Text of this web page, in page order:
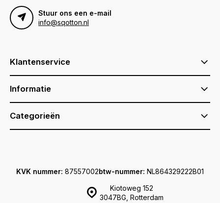
Stuur ons een e-mail
info@sqotton.nl
Klantenservice
Informatie
Categorieën
Kiotoweg 152
3047BG, Rotterdam
KVK nummer: 87557002btw-nummer: NL864329222B01